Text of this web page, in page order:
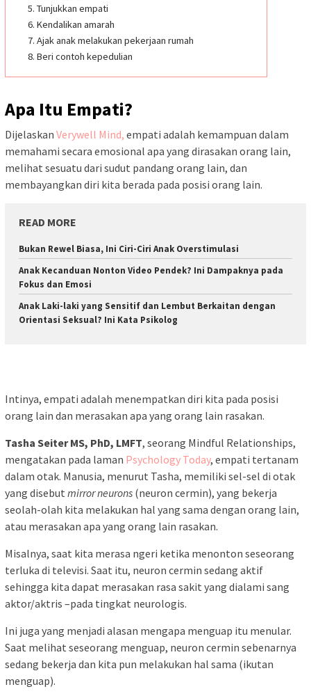
5. Tunjukkan empati
6. Kendalikan amarah
7. Ajak anak melakukan pekerjaan rumah
8. Beri contoh kepedulian
Apa Itu Empati?
Dijelaskan Verywell Mind, empati adalah kemampuan dalam
memahami secara emosional apa yang dirasakan orang lain,
melihat sesuatu dari sudut pandang orang lain, dan
membayangkan diri kita berada pada posisi orang lain.
READ MORE
Bukan Rewel Biasa, Ini Ciri-Ciri Anak Overstimulasi
Anak Kecanduan Nonton Video Pendek? Ini Dampaknya pada
Fokus dan Emosi
Anak Laki-laki yang Sensitif dan Lembut Berkaitan dengan
Orientasi Seksual? Ini Kata Psikolog
Intinya, empati adalah menempatkan diri kita pada posisi
orang lain dan merasakan apa yang orang lain rasakan.
Tasha Seiter MS, PhD, LMFT, seorang Mindful Relationships,
mengatakan pada laman Psychology Today, empati tertanam
dalam otak. Manusia, menurut Tasha, memiliki sel-sel di otak
yang disebut mirror neurons (neuron cermin), yang bekerja
seolah-olah kita melakukan hal yang sama dengan orang lain,
atau merasakan apa yang orang lain rasakan.
Misalnya, saat kita merasa ngeri ketika menonton seseorang
terluka di televisi. Saat itu, neuron cermin sedang aktif
sehingga kita dapat merasakan rasa sakit yang dialami sang
aktor/aktris –pada tingkat neurologis.
Ini juga yang menjadi alasan mengapa menguap itu menular.
Saat melihat seseorang menguap, neuron cermin sebenarnya
sedang bekerja dan kita pun melakukan hal sama (ikutan
menguap).